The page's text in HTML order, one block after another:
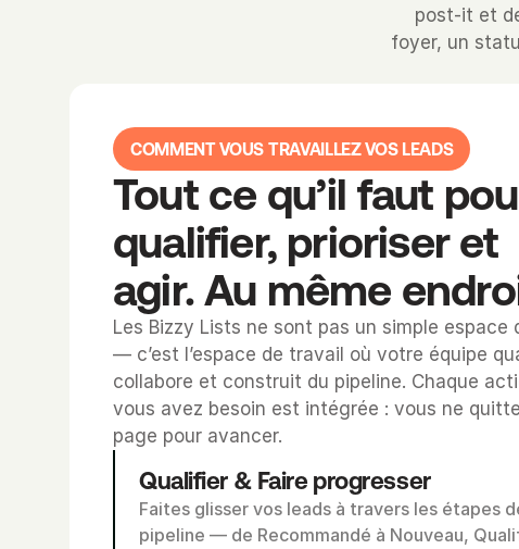
post-it et
foyer, un
COMMENT VOUS TRAVAILLEZ VOS LEADS
Tout ce qu’il faut
qualifier, prioriser et
agir. Au même
Les Bizzy Lists ne sont pas un simple espace
— c’est l’espace de travail où votre équipe
collabore et construit du pipeline. Chaque
vous avez besoin est intégrée : vous ne
page pour avancer.
Qualifier & Faire progresser
Faites glisser vos leads à travers les étapes
pipeline — de Recommandé à Nouveau,